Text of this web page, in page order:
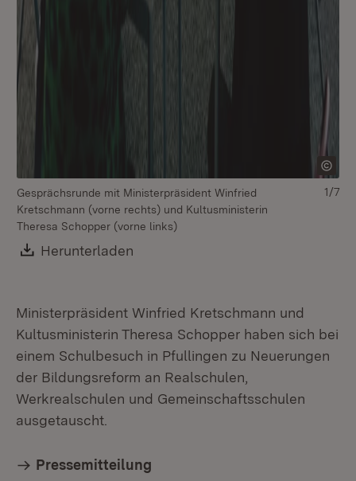
Gesprächsrunde mit Ministerpräsident Winfried
Kretschmann (vorne rechts) und Kultusministerin
Theresa Schopper (vorne links)
Download:
Herunterladen
1/7
Ministerpräsident Winfried Kretschmann und
Kultusministerin Theresa Schopper haben sich bei
einem Schulbesuch in Pfullingen zu Neuerungen
der Bildungsreform an Realschulen,
Werkrealschulen und Gemeinschaftsschulen
ausgetauscht.
Pressemitteilung